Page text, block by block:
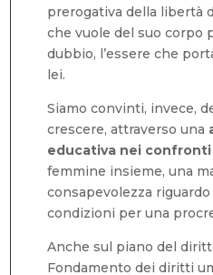
prerogativa della libertà
che vuole del suo corpo
dubbio, l’essere che
lei.
Siamo convinti, invece,
crescere, attraverso una
educativa nei confronti
femmine insieme, una
consapevolezza
condizioni per una
Anche sul piano del
Fondamento dei diritti